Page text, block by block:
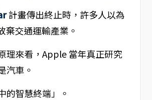
計畫傳出終止時，許多人以為
棄交通運輸產業。
理來看，Apple 當年真正研究
汽車。
的智慧終端」。